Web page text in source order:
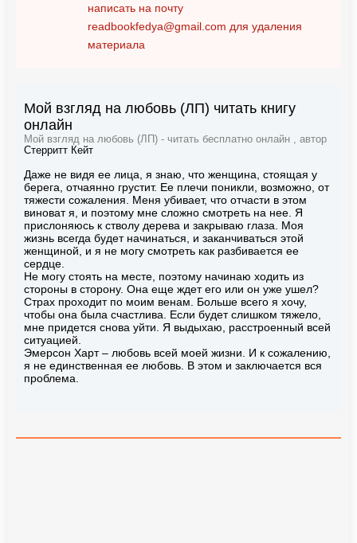
написать на почту
readbookfedya@gmail.com для удаления
материала
Мой взгляд на любовь (ЛП) читать книгу
онлайн
Мой взгляд на любовь (ЛП) - читать бесплатно онлайн , автор
Стерритт Кейт
Даже не видя ее лица, я знаю, что женщина, стоящая у
берега, отчаянно грустит. Ее плечи поникли, возможно, от
тяжести сожаления. Меня убивает, что отчасти в этом
виноват я, и поэтому мне сложно смотреть на нее. Я
прислоняюсь к стволу дерева и закрываю глаза. Моя
жизнь всегда будет начинаться, и заканчиваться этой
женщиной, и я не могу смотреть как разбивается ее
сердце.
Не могу стоять на месте, поэтому начинаю ходить из
стороны в сторону. Она еще ждет его или он уже ушел?
Страх проходит по моим венам. Больше всего я хочу,
чтобы она была счастлива. Если будет слишком тяжело,
мне придется снова уйти. Я выдыхаю, расстроенный всей
ситуацией.
Эмерсон Харт – любовь всей моей жизни. И к сожалению,
я не единственная ее любовь. В этом и заключается вся
проблема.